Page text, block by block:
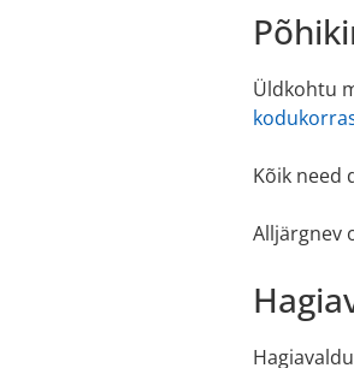
Üldkohtu
Kõik need
Alljärgnev